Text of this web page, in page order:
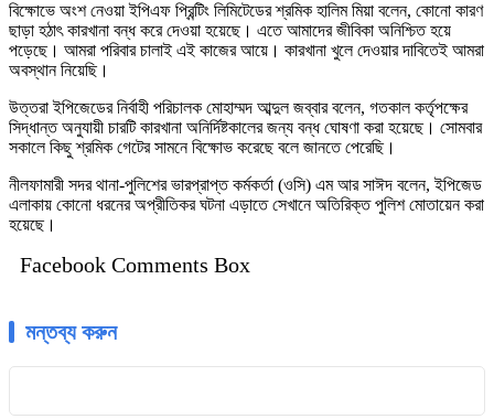
বিক্ষোভে অংশ নেওয়া ইপিএফ প্রিন্টিং লিমিটেডের শ্রমিক হালিম মিয়া বলেন, কোনো কারণ
ছাড়া হঠাৎ কারখানা বন্ধ করে দেওয়া হয়েছে। এতে আমাদের জীবিকা অনিশ্চিত হয়ে
পড়েছে। আমরা পরিবার চালাই এই কাজের আয়ে। কারখানা খুলে দেওয়ার দাবিতেই আমরা
অবস্থান নিয়েছি।
উত্তরা ইপিজেডের নির্বাহী পরিচালক মোহাম্মদ আব্দুল জব্বার বলেন, গতকাল কর্তৃপক্ষের
সিদ্ধান্ত অনুযায়ী চারটি কারখানা অনির্দিষ্টকালের জন্য বন্ধ ঘোষণা করা হয়েছে। সোমবার
সকালে কিছু শ্রমিক গেটের সামনে বিক্ষোভ করেছে বলে জানতে পেরেছি।
নীলফামারী সদর থানা-পুলিশের ভারপ্রাপ্ত কর্মকর্তা (ওসি) এম আর সাঈদ বলেন, ইপিজেড
এলাকায় কোনো ধরনের অপ্রীতিকর ঘটনা এড়াতে সেখানে অতিরিক্ত পুলিশ মোতায়েন করা
হয়েছে।
Facebook Comments Box
মন্তব্য করুন